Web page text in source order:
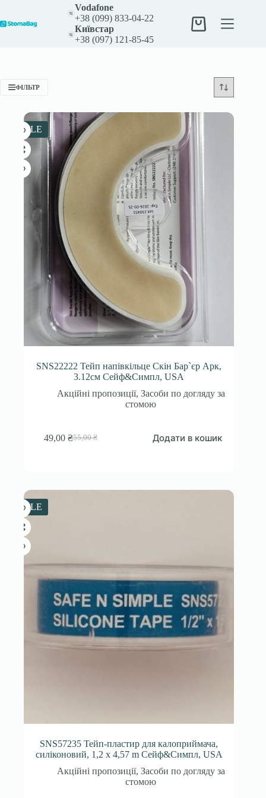
вмісту
Vodafone
+38 (099) 833-04-22
Київстар
+38 (097) 121-85-45
Кошик
ФІЛЬТР
SALE
SNS22222 Тейп напівкільце Скін Бар`єр Арк,
3.12см Сейф&Симпл, USA
Акційні пропозиції, Засоби по догляду за
стомою
55,00₴
Оригінальна
49,00 ₴Поточна
Додати в кошик
SALE
SNS57235 Тейп-пластир для калоприймача,
силіконовий, 1,2 x 4,57 m Сейф&Симпл, USA
Акційні пропозиції, Засоби по догляду за
стомою